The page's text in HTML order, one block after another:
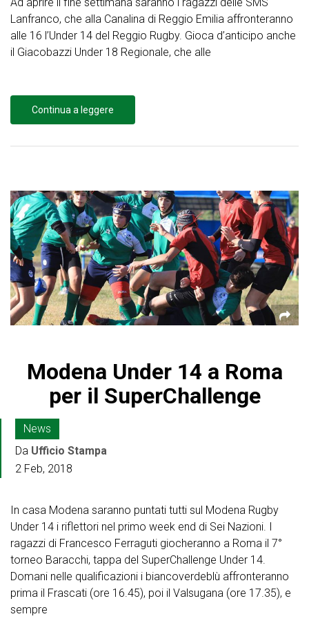
Lanfranco, che alla Canalina di Reggio Emilia affronteranno
alle 16 l’Under 14 del Reggio Rugby. Gioca d’anticipo anche
il Giacobazzi Under 18 Regionale, che alle
Continua a leggere
Modena Under 14 a Roma
per il SuperChallenge
News
Da Ufficio Stampa
2 Feb, 2018
In casa Modena saranno puntati tutti sul Modena Rugby
Under 14 i riflettori nel primo week end di Sei Nazioni. I
ragazzi di Francesco Ferraguti giocheranno a Roma il 7°
torneo Baracchi, tappa del SuperChallenge Under 14.
Domani nelle qualificazioni i biancoverdeblù affronteranno
prima il Frascati (ore 16.45), poi il Valsugana (ore 17.35), e
sempre